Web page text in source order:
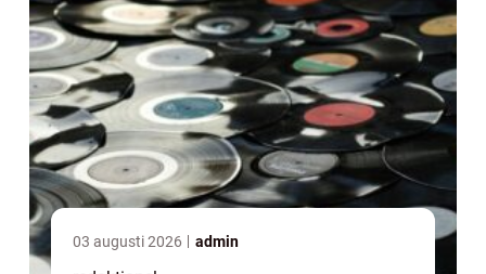
03 augusti 2026 admin